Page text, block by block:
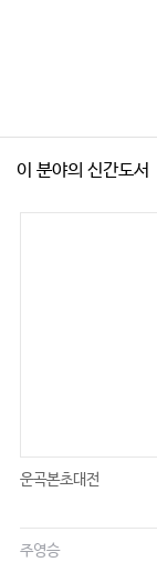
이 분야의 신간도서
운곡본초대전
주영승